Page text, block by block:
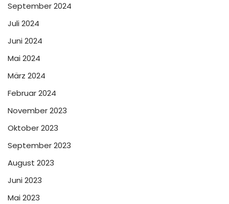
September 2024
Juli 2024
Juni 2024
Mai 2024
März 2024
Februar 2024
November 2023
Oktober 2023
September 2023
August 2023
Juni 2023
Mai 2023